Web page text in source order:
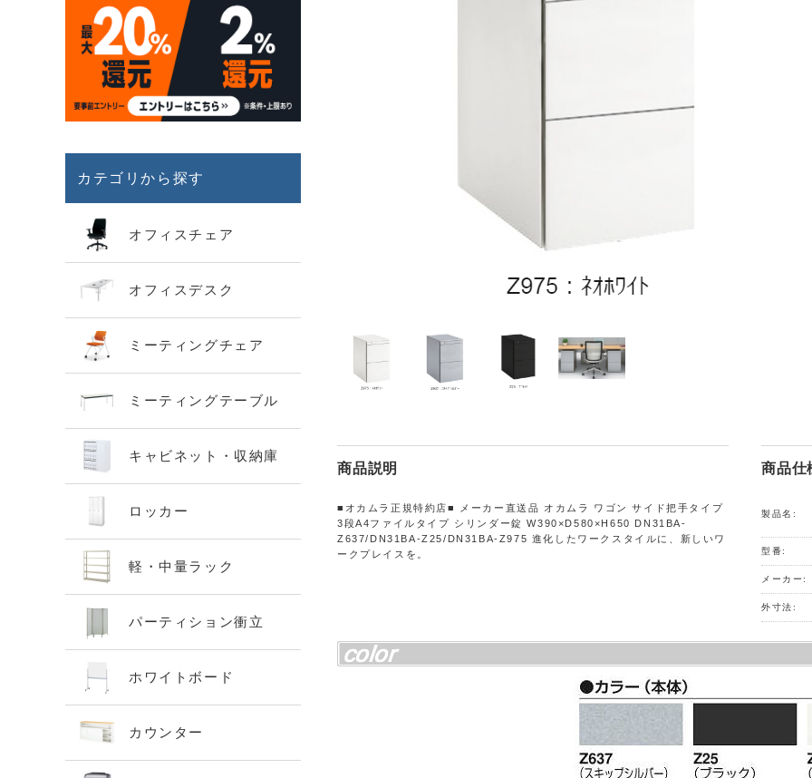
商品説明
■オカムラ正規特約店■ メーカー直送品 オカムラ ワゴン サイド把手タイプ
3段A4ファイルタイプ シリンダー錠 W390×D580×H650 DN31BA-
Z637/DN31BA-Z25/DN31BA-Z975 進化したワークスタイルに、新しいワ
ークプレイスを。
商品仕
製品名:
型番:
メーカー:
外寸法:
カテゴリから探す
オフィスチェア
オフィスデスク
ミーティングチェア
ミーティングテーブル
キャビネット・収納庫
ロッカー
軽・中量ラック
パーティション衝立
ホワイトボード
カウンター